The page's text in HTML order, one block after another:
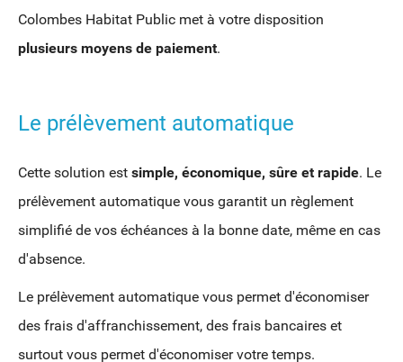
Colombes Habitat Public met à votre disposition
plusieurs moyens de paiement.
Le prélèvement automatique
Cette solution est simple, économique, sûre et rapide. Le
prélèvement automatique vous garantit un règlement
simplifié de vos échéances à la bonne date, même en cas
d'absence.
Le prélèvement automatique vous permet d'économiser
des frais d'affranchissement, des frais bancaires et
surtout vous permet d'économiser votre temps.